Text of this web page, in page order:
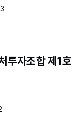
투자조합 제1호